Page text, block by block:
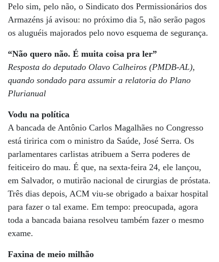
Pelo sim, pelo não, o Sindicato dos Permissionários dos
Armazéns já avisou: no próximo dia 5, não serão pagos
os aluguéis majorados pelo novo esquema de segurança.
“Não quero não. É muita coisa pra ler”
Resposta do deputado Olavo Calheiros (PMDB-AL),
quando sondado para assumir a relatoria do Plano
Plurianual
Vodu na política
A bancada de Antônio Carlos Magalhães no Congresso
está tiririca com o ministro da Saúde, José Serra. Os
parlamentares carlistas atribuem a Serra poderes de
feiticeiro do mau. É que, na sexta-feira 24, ele lançou,
em Salvador, o mutirão nacional de cirurgias de próstata.
Três dias depois, ACM viu-se obrigado a baixar hospital
para fazer o tal exame. Em tempo: preocupada, agora
toda a bancada baiana resolveu também fazer o mesmo
exame.
Faxina de meio milhão